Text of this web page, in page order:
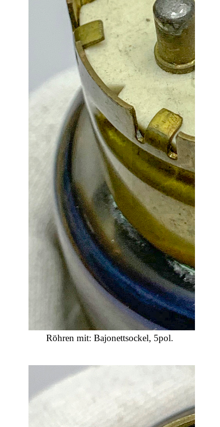
Röhren mit: Bajonettsockel, 5pol.